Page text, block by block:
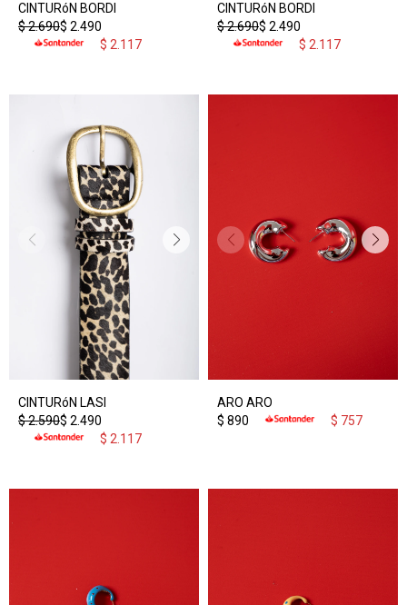
CINTURóN BORDI
$ 2.490
$2.690
$ 2.117
CINTURóN BORDI
$ 2.490
$2.690
$ 2.117
CINTURóN LASI
$ 2.490
$2.590
$ 2.117
ARO ARO
$ 890 $ 757